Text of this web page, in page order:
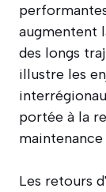
augmentent
des longs
illustre les
portée à la
Les retours